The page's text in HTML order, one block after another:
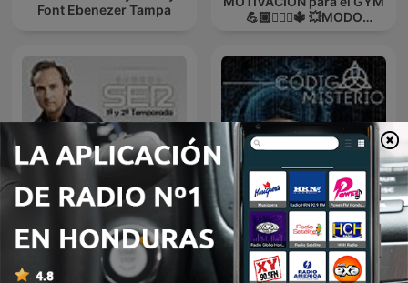
Font Ebenezer Tampa
💪🏼🏋🏻‍♀🔱 💥MODO
MILENIO 3 (1ª y 2ª
Temporada)
Código Misterio